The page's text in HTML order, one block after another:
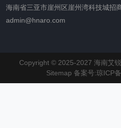
海南省三亚市崖州区崖州湾科技城招
admin@hnaro.com
Copyright © 2025-2027 海南艾
Sitemap 备案号:琼ICP